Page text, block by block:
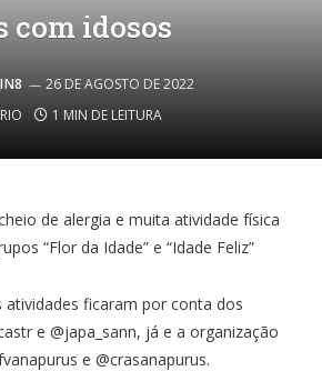
com idosos
26 DE AGOSTO DE 2022
1 MIN DE LEITURA
de alergia e muita atividade física
“Flor da Idade” e “Idade Feliz”
atividades ficaram por conta dos
e @japa_sann, já e a organização
e @crasanapurus.